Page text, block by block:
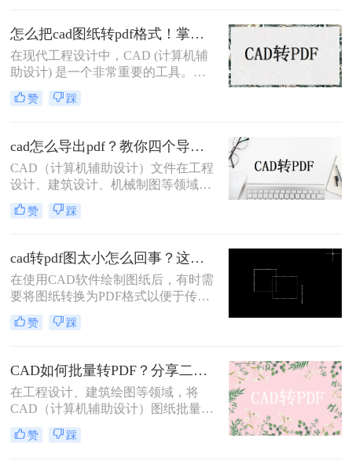
糊、甚至关键标注消失？根据行业调
研，超70%的办公人群因转换工具不
靠谱，每天浪费15分钟以上处理格式
问题。
怎么把cad图纸转pdf格式！掌握这3种方法就可以
在现代工程设计中，CAD (计算机辅
助设计) 是一个非常重要的工具。
CAD软件允许工程师们创建准确且详
细的图纸，以便进行设计和分析。然
转换为PDF格式，以便与他人共享或
打印。现在让我们来探讨一下怎么把
cad图纸转pdf格式。
赞 踩
cad怎么导出pdf？教你四个导出方法！
CAD（计算机辅助设计）文件在工程
设计、建筑设计、机械制图等领域中
扮演着重要角色。有时，我们需要将
这些CAD文件导出为PDF格式，以便
享。那么cad怎么导出pdf呢？本文将
介绍四种将CAD文件导出为PDF的方
法。
赞 踩
cad转pdf图太小怎么回事？这两个方法很不错！
在使用CAD软件绘制图纸后，有时需
要将图纸转换为PDF格式以便于传输
和查看。然而，在转换过程中，有时
会遇到CAD转PDF图太小的问题。这
为您详细分析原因并提供cad转pdf图
太小怎么回事解决方法。
赞 踩
CAD如何批量转PDF？分享二种高效的转换方法！
在工程设计、建筑绘图等领域，将
CAD（计算机辅助设计）图纸批量转
换为PDF（可移植文档格式）是一个
常见且重要的任务。PDF格式不仅具
赞 踩